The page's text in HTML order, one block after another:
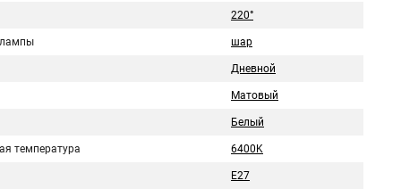
220°
шар
Дневной
Матовый
Белый
температура 6400K
E27